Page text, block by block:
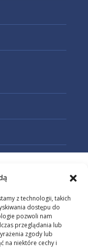
z technologii, takich
dostępu do
pozwoli nam
przeglądania lub
zgody lub
na niektóre cechy i
karcie:
karcie: Przejdź